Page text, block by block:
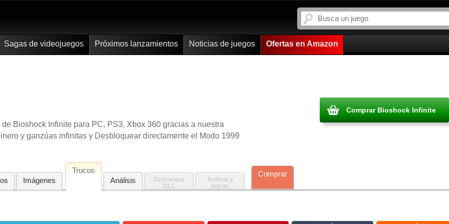
Sagas de videojuegos Próximos lanzamientos Noticias de juegos Ofertas en Amazon
Bioshock Infinite para PC, PS3, Xbox 360 gracias a nuestra
y ganzúas infinitas y Desbloquear directamente el Modo 1999
Comprar Bioshock Infinite
Imágenes
Trucos
Análisis
Descargas
DLC
Trofeos y
logros
Comprar